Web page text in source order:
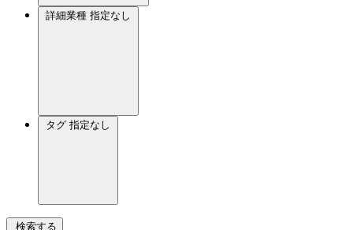
詳細業種 指定なし
タグ 指定なし
検索する